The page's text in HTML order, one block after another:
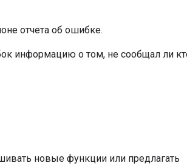
отчета об ошибке.
информацию о том, не сообщал ли
новые функции или предлагать